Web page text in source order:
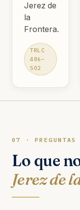
Jerez de
la
Frontera.
TRLC
486–
502
07 · PREGUNTAS
Lo que
Jerez de